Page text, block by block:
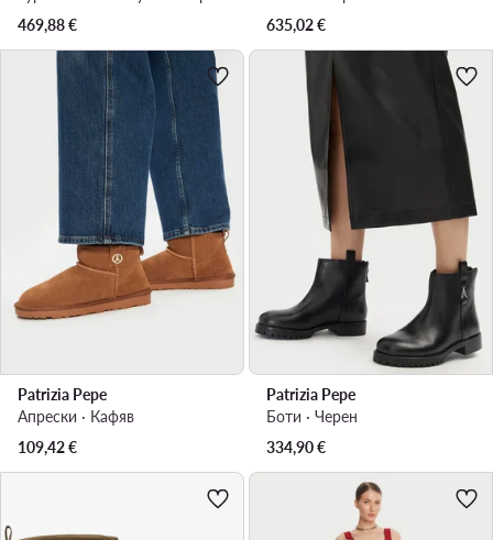
469,88€
635,02€
Patrizia Pepe
Апрески · Кафяв
109,42€
Patrizia Pepe
Боти · Черен
334,90€